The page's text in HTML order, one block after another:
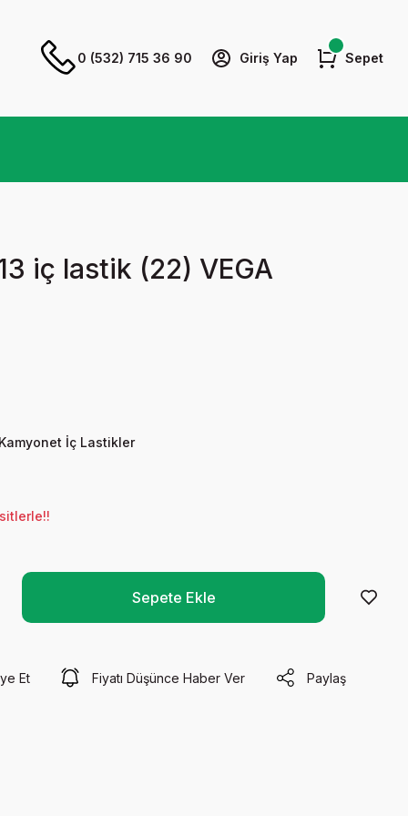
0 (532) 715 36 90 Giriş Yap Sepet
iç lastik (22) VEGA
İç Lastikler
Sepete Ekle
Et Fiyatı Düşünce Haber Ver Paylaş